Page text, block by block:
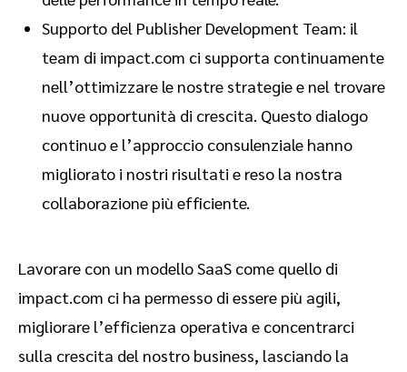
Supporto del Publisher Development Team: il
team di impact.com ci supporta continuamente
nell’ottimizzare le nostre strategie e nel trovare
nuove opportunità di crescita. Questo dialogo
continuo e l’approccio consulenziale hanno
migliorato i nostri risultati e reso la nostra
collaborazione più efficiente.
Lavorare con un modello SaaS come quello di
impact.com ci ha permesso di essere più agili,
migliorare l’efficienza operativa e concentrarci
sulla crescita del nostro business, lasciando la